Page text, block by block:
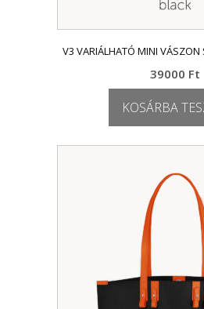
V3 VARIÁLHATÓ MINI VÁSZON
39000 Ft
KOSÁRBA